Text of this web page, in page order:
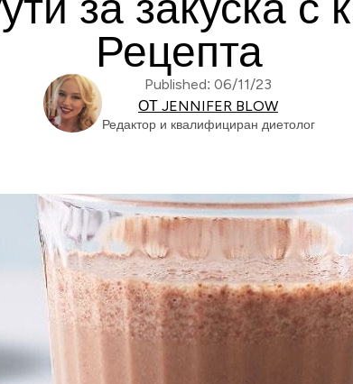
Рецепта
Published: 06/11/23
ОТ JENNIFER BLOW
Редактор и квалифициран диетолог